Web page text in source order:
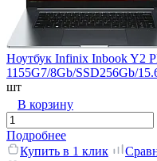
Ноутбук Infinix Inbook Y2
1155G7/8Gb/SSD256Gb/
шт
В корзину
Подробнее
Купить в 1 клик